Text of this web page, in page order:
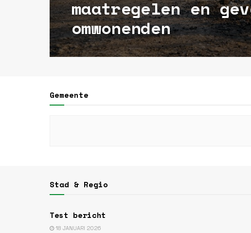
maatregelen en
omwonenden
Gemeente
Stad & Regio
STAD & REGIO
Test bericht
18 JANUARI 2026